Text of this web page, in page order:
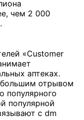
чем 2 000
«Customer
аптеках.
большим отрывом
популярного
популярной
с dm